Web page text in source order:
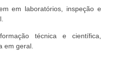
em laboratórios, inspeção e
técnica e científica,
em geral.